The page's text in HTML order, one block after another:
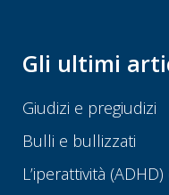
Gli ultimi
Giudizi e pregiudizi
Bulli e bullizzati
L’iperattività